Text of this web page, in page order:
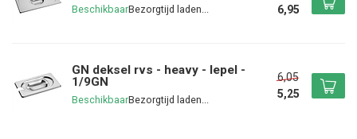
Beschikbaar
6,95
GN deksel rvs - heavy - lepel -
1/9GN
Beschikbaar
6,05
5,25